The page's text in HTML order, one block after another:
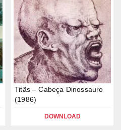
Titãs – Cabeça Dinossauro
(1986)
DOWNLOAD